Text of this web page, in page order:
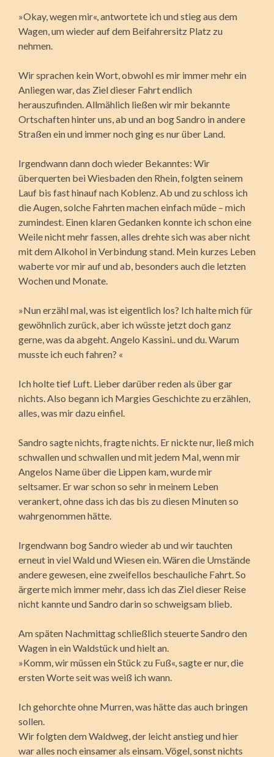
»Okay, wegen mir«, antwortete ich und stieg aus dem
Wagen, um wieder auf dem Beifahrersitz Platz zu
nehmen.
Wir sprachen kein Wort, obwohl es mir immer mehr ein
Anliegen war, das Ziel dieser Fahrt endlich
herauszufinden. Allmählich ließen wir mir bekannte
Ortschaften hinter uns, ab und an bog Sandro in andere
Straßen ein und immer noch ging es nur über Land.
Irgendwann dann doch wieder Bekanntes: Wir
überquerten bei Wiesbaden den Rhein, folgten seinem
Lauf bis fast hinauf nach Koblenz. Ab und zu schloss ich
die Augen, solche Fahrten machen einfach müde – mich
zumindest. Einen klaren Gedanken konnte ich schon eine
Weile nicht mehr fassen, alles drehte sich was aber nicht
mit dem Alkohol in Verbindung stand. Mein kurzes Leben
waberte vor mir auf und ab, besonders auch die letzten
Wochen und Monate.
»Nun erzähl mal, was ist eigentlich los? Ich halte mich für
gewöhnlich zurück, aber ich wüsste jetzt doch ganz
gerne, was da abgeht. Angelo Kassini.. und du. Warum
musste ich euch fahren? «
Ich holte tief Luft. Lieber darüber reden als über gar
nichts. Also begann ich Margies Geschichte zu erzählen,
alles, was mir dazu einfiel.
Sandro sagte nichts, fragte nichts. Er nickte nur, ließ mich
schwallen und schwallen und mit jedem Mal, wenn mir
Angelos Name über die Lippen kam, wurde mir
seltsamer. Er war schon so sehr in meinem Leben
verankert, ohne dass ich das bis zu diesen Minuten so
wahrgenommen hätte.
Irgendwann bog Sandro wieder ab und wir tauchten
erneut in viel Wald und Wiesen ein. Wären die Umstände
andere gewesen, eine zweifellos beschauliche Fahrt. So
ärgerte mich immer mehr, dass ich das Ziel dieser Reise
nicht kannte und Sandro darin so schweigsam blieb.
Am späten Nachmittag schließlich steuerte Sandro den
Wagen in ein Waldstück und hielt an.
»Komm, wir müssen ein Stück zu Fuß«, sagte er nur, die
ersten Worte seit was weiß ich wann.
Ich gehorchte ohne Murren, was hätte das auch bringen
sollen.
Wir folgten dem Waldweg, der leicht anstieg und hier
war alles noch einsamer als einsam. Vögel, sonst nichts